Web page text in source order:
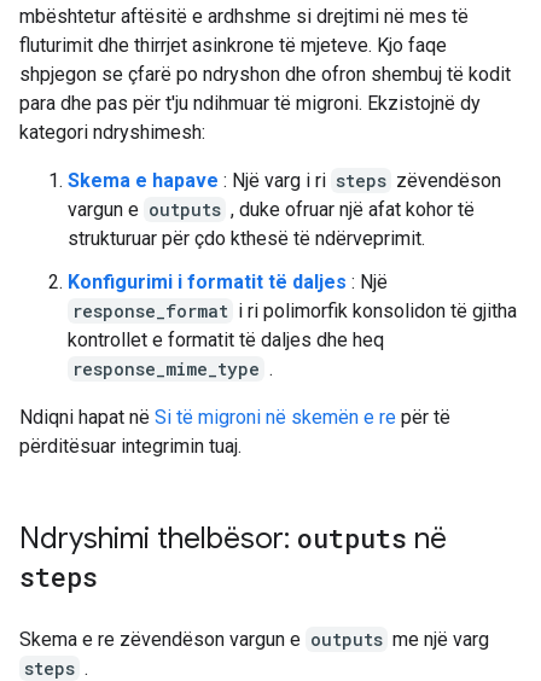
mbështetur aftësitë e ardhshme si drejtimi në mes të
fluturimit dhe thirrjet asinkrone të mjeteve. Kjo faqe
shpjegon se çfarë po ndryshon dhe ofron shembuj të kodit
para dhe pas për t'ju ndihmuar të migroni. Ekzistojnë dy
kategori ndryshimesh:
Skema e hapave : Një varg i ri steps zëvendëson
vargun e outputs , duke ofruar një afat kohor të
strukturuar për çdo kthesë të ndërveprimit.
Konfigurimi i formatit të daljes : Një
response_format i ri polimorfik konsolidon të gjitha
kontrollet e formatit të daljes dhe heq
response_mime_type .
Ndiqni hapat në Si të migroni në skemën e re për të
përditësuar integrimin tuaj.
Ndryshimi thelbësor: outputs në
steps
Skema e re zëvendëson vargun e outputs me një varg
steps .